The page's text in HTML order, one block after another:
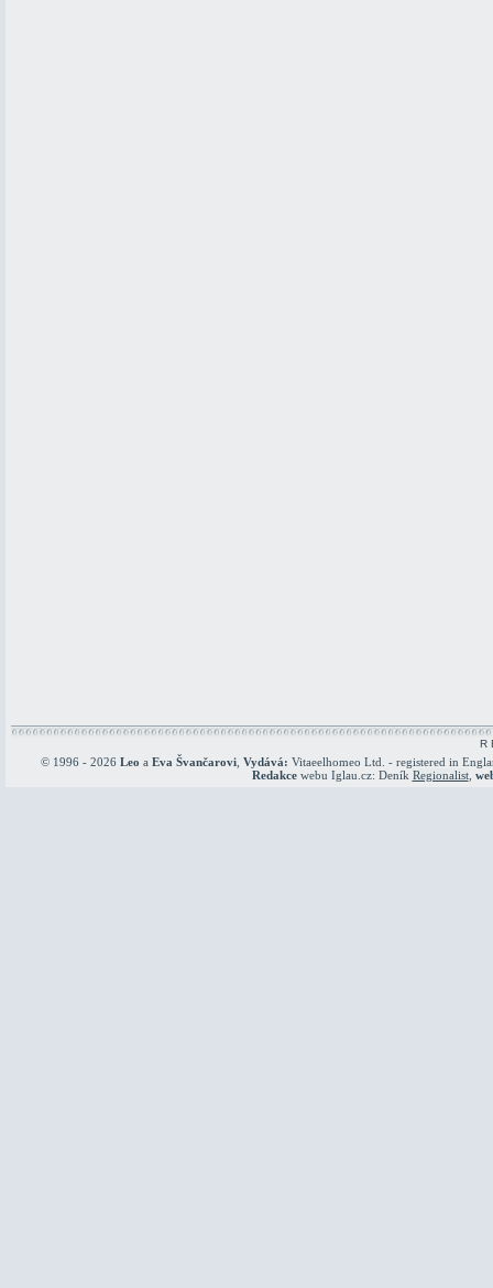
R
© 1996 - 2026 Leo a Eva Švančarovi Vydává: Vitaeelhomeo Ltd. - registered in
Redakcewebu Iglau.cz: Deník Regionalist,